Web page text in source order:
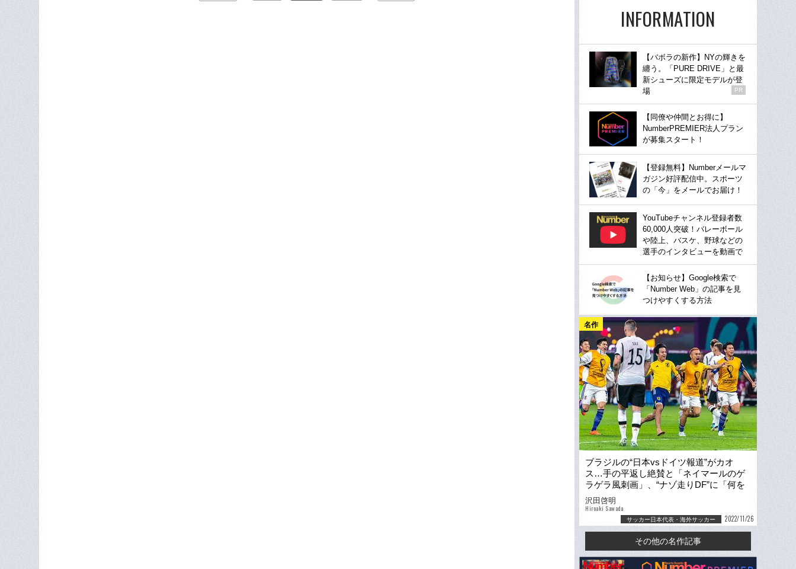
INFORMATION
【バボラの新作】NYの輝きを
纏う。「PURE DRIVE」と最
新シューズに限定モデルが登
場
PR
【同僚や仲間とお得に】
NumberPREMIER法人プラン
が募集スタート！
【登録無料】Numberメールマ
ガジン好評配信中。スポーツ
の「今」をメールでお届け！
YouTubeチャンネル登録者数
60,000人突破！バレーボール
や陸上、バスケ、野球などの
選手のインタビューを動画で
【お知らせ】Google検索で
「Number Web」の記事を見
つけやすくする方法
名作
ブラジルの“日本vsドイツ報道”がカオ
ス…手の平返し絶賛と「ネイマールのゲ
ラゲラ風刺画」、“ナゾ走りDF”に「何を
笑ってるんだ」
沢田啓明
Hiroaki Sawada
サッカー日本代表・海外サッカー 2022/11/26
その他の名作記事